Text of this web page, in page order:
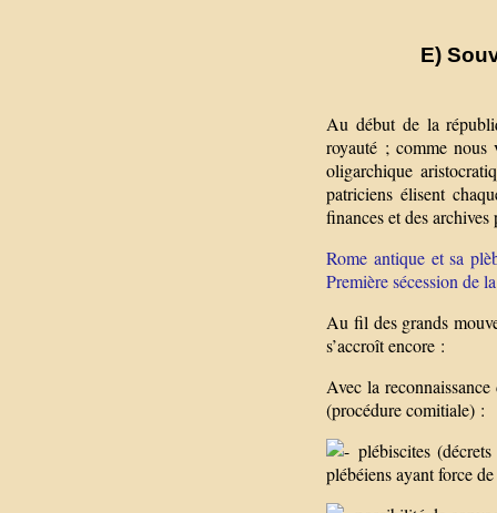
E)
Au début de la
royauté ; comme nous
oligarchique
patriciens élisent
finances et des archives
Rome antique et sa
Première sécession de
Au fil des grands
s’accroît encore :
Avec la
(procédure comitiale) :
plébiscites
plébéiens ayant force